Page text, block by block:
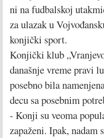
ni na fudbalskoj
za ulazak u
konjički sport.
Konjički klub
današnje vreme pravi
posebno bila
decu sa posebnim
- Konji su veoma
zapaženi. Ipak, nadam